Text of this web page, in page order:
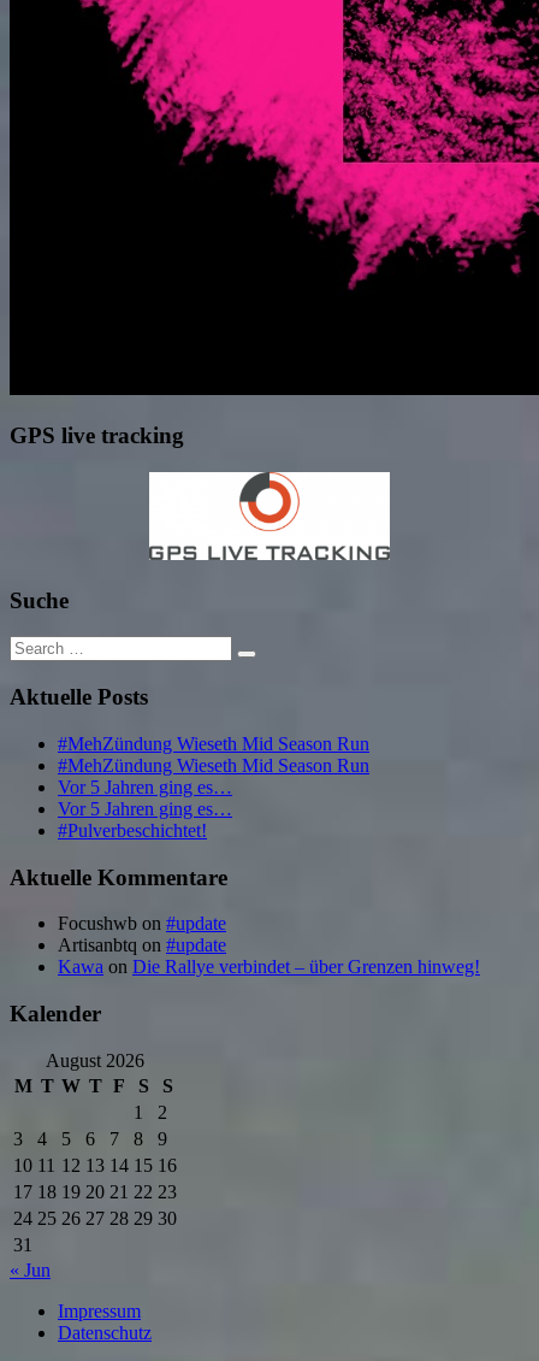
GPS live tracking
Suche
Search
for:
Aktuelle Posts
#MehZündung Wieseth Mid Season Run
#MehZündung Wieseth Mid Season Run
Vor 5 Jahren ging es…
Vor 5 Jahren ging es…
#Pulverbeschichtet!
Aktuelle Kommentare
Focushwb on #update
Artisanbtq on #update
Kawa on Die Rallye verbindet – über Grenzen hinweg!
Kalender
August 2026
M T W T F S
S
1
2
3
4 5 6 7 8
9
10 11 12 13 14 15 16
17 18 19 20 21 22 23
24 25 26 27 28 29 30
31
« Jun
Impressum
Datenschutz